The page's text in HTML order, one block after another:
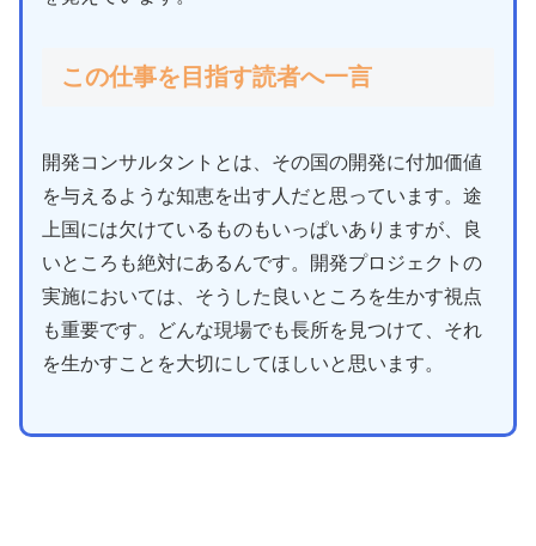
この仕事を目指す読者へ一言
開発コンサルタントとは、その国の開発に付加価値
を与えるような知恵を出す人だと思っています。途
上国には欠けているものもいっぱいありますが、良
いところも絶対にあるんです。開発プロジェクトの
実施においては、そうした良いところを生かす視点
も重要です。どんな現場でも長所を見つけて、それ
を生かすことを大切にしてほしいと思います。